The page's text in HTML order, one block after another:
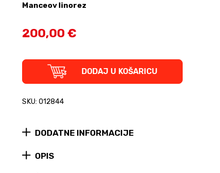
Manceov linorez
200,00 €
Mance
Tajna
Hrasta
quantity
DODAJ U KOŠARICU
SKU: 012844
DODATNE INFORMACIJE
OPIS